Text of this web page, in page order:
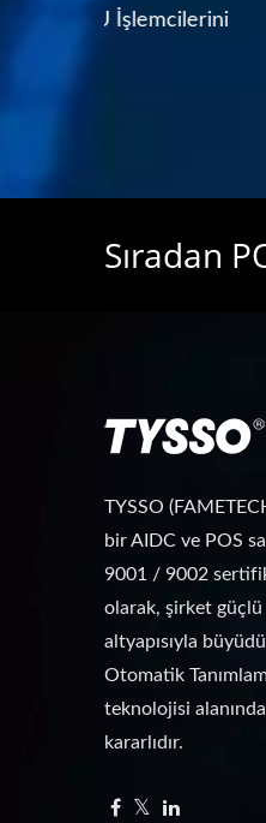
sistemi, ultra
tabanı ile
Sıradan
TYSSO
bir AIDC ve POS
9001 / 9002
olarak, şirket
altyapısıyla
Otomatik
teknolojisi
kararlıdır.